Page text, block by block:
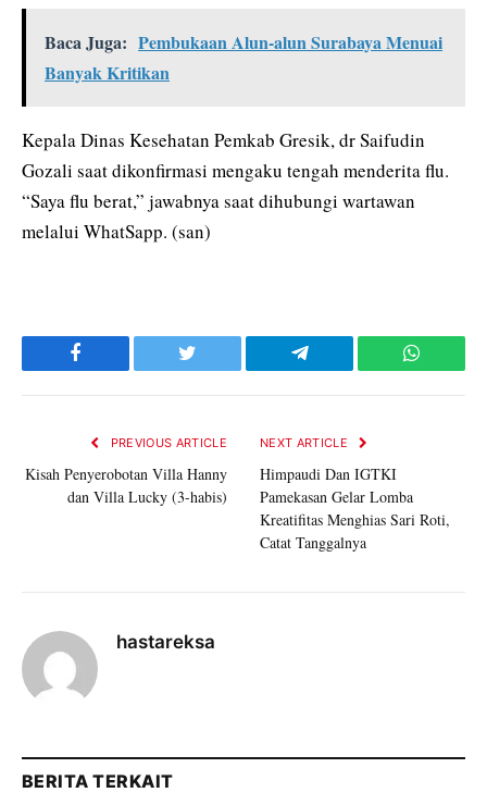
Baca Juga: Pembukaan Alun-alun Surabaya Menuai
Banyak Kritikan
Kepala Dinas Kesehatan Pemkab Gresik, dr Saifudin
Gozali saat dikonfirmasi mengaku tengah menderita flu.
“Saya flu berat,” jawabnya saat dihubungi wartawan
melalui WhatSapp. (san)
Facebook Twitter Telegram
PREVIOUS ARTICLE
Kisah Penyerobotan Villa Hanny
dan Villa Lucky (3-habis)
NEXT ARTICLE
Himpaudi Dan IGTKI
Pamekasan Gelar Lomba
Kreatifitas Menghias Sari Roti,
Catat Tanggalnya
hastareksa
BERITA TERKAIT